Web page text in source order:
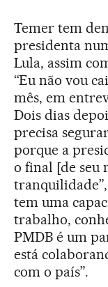
Temer tem
presidenta
Lula, assim
“Eu não vou
mês, em
Dois dias
precisa
porque a
o final [de seu
tem uma
trabalho,
PMDB é um
está
com o país”.